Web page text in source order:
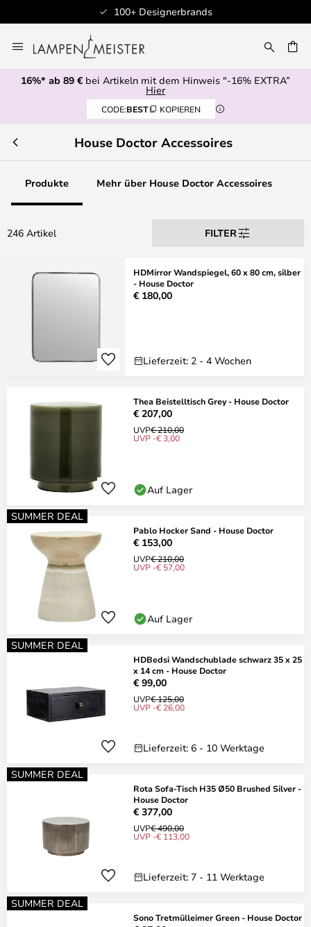
Professioneller Kundenservice
Inhalt
springen
16%* ab 89 € bei Artikeln mit dem Hinweis "-16% EXTRA”
Hier
CODE:BEST KOPIEREN
House Doctor Accessoires
Produkte Mehr über House Doctor Accessoires
246 Artikel FILTER
HDMirror Wandspiegel, 60 x 80 cm, silber
- House Doctor
€ 180,00
Lieferzeit: 2 - 4 Wochen
Thea Beistelltisch Grey - House Doctor
€ 207,00
UVP€ 210,00
UVP -€ 3,00
Auf Lager
SUMMER DEAL
Pablo Hocker Sand - House Doctor
€ 153,00
UVP€ 210,00
UVP -€ 57,00
Auf Lager
SUMMER DEAL
HDBedsi Wandschublade schwarz 35 x 25
x 14 cm - House Doctor
€ 99,00
UVP€ 125,00
UVP -€ 26,00
Lieferzeit: 6 - 10 Werktage
SUMMER DEAL
Rota Sofa-Tisch H35 Ø50 Brushed Silver -
House Doctor
€ 377,00
UVP€ 490,00
UVP -€ 113,00
Lieferzeit: 7 - 11 Werktage
SUMMER DEAL
Sono Tretmülleimer Green - House Doctor